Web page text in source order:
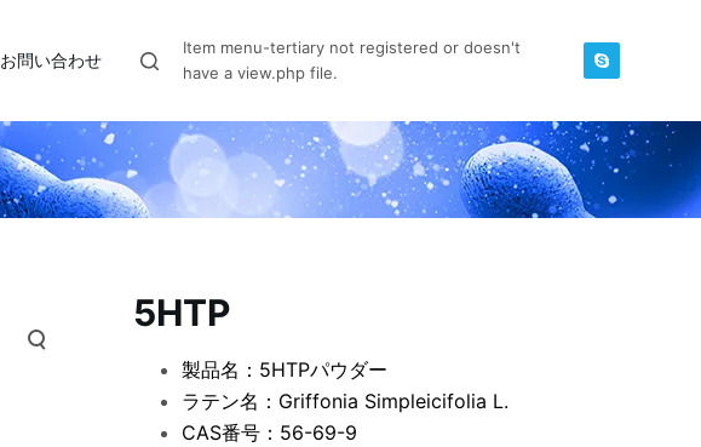
お問い合わせ
Item menu-tertiary not registered or doesn't
have a view.php file.
5HTP
製品名：5HTPパウダー
ラテン名：Griffonia Simpleicifolia L.
CAS番号：56-69-9